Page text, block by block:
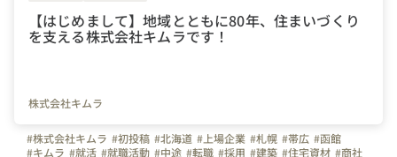
【はじめまして】地域とともに80年、住まいづくり
を支える株式会社キムラです！
株式会社キムラ
#株式会社キムラ #初投稿 #北海道 #上場企業 #札幌 #帯広 #函館
#キムラ #就活 #就職活動 #中途 #転職 #採用 #建築 #住宅資材 #商社